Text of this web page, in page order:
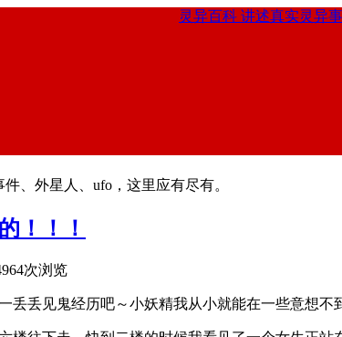
灵异百科 讲述真实灵异
、外星人、ufo，这里应有尽有。
！！！
次浏览
丢丢见鬼经历吧～小妖精我从小就能在一些意想不